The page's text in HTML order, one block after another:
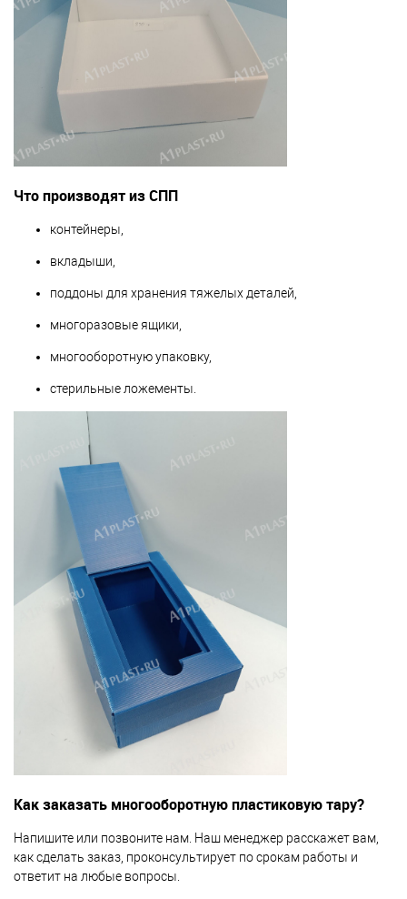
Что производят из СПП
контейнеры,
вкладыши,
поддоны для хранения тяжелых деталей,
многоразовые ящики,
многооборотную упаковку,
стерильные ложементы.
Как заказать многооборотную пластиковую тару?
Напишите или позвоните нам. Наш менеджер расскажет вам,
как сделать заказ, проконсультирует по срокам работы и
ответит на любые вопросы.